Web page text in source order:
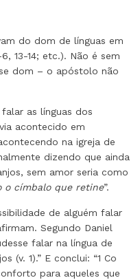
do dom de línguas em
13-14; etc.). Não é sem
dom – o apóstolo não
as línguas dos
acontecido em
na igreja de
dizendo que ainda
sem amor seria como
o címbalo que retine”.
de alguém falar
Segundo Daniel
falar na língua de
(v. 1).” E conclui: “1 Co
para aqueles que